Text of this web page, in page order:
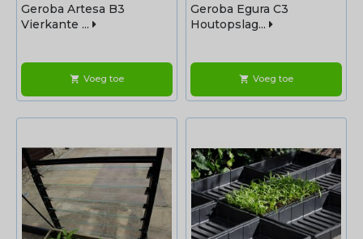
Geroba Artesa B3
Vierkante ...
shopping_cart Voeg toe
Geroba Egura C3
Houtopslag...
shopping_cart Voeg toe